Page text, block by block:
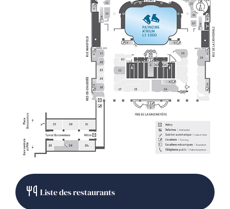
Liste des restaurants